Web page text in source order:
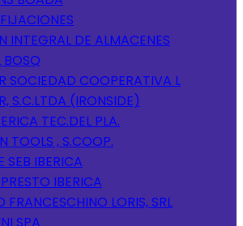
INTEGRAL DE ALMACENES
BOSQ
SOCIEDAD COOPERATIVA L
S.C.LTDA (IRONSIDE)
TEC.DEL PLA.
TOOLS , S.COOP.
SEB IBERICA
IBERICA
FRANCESCHINO LORIS, SRL